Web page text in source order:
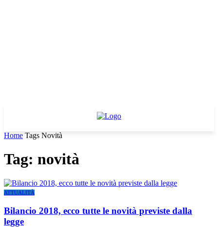
Home Tags Novità
Tag: novità
ATTUALITÀ
Bilancio 2018, ecco tutte le novità previste dalla
legge